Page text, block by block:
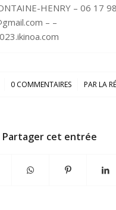
HENRY – 06 17
– –
0 COMMENTAIRES
/ PARLA
Partager cet entrée